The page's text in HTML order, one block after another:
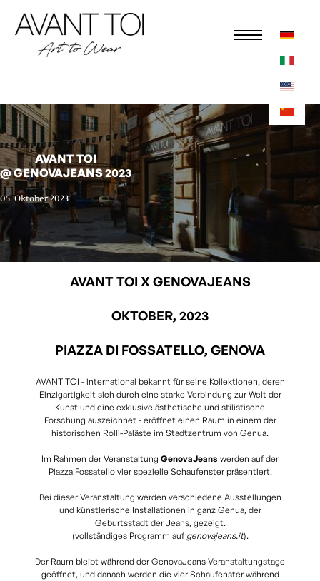
AVANT TOI
@ GENOVAJEANS 2023
05. Oktober 2023
AVANT TOI X GENOVAJEANS
OKTOBER, 2023
PIAZZA DI FOSSATELLO, GENOVA
AVANT TOI - international bekannt für seine Kollektionen, deren
Einzigartigkeit sich durch eine starke Verbindung zur Welt der
Kunst und eine exklusive ästhetische und stilistische
Forschung auszeichnet - eröffnet einen Raum in einem der
historischen Rolli-Paläste im Stadtzentrum von Genua.
Im Rahmen der Veranstaltung GenovaJeans werden auf der
Piazza Fossatello vier spezielle Schaufenster präsentiert.
Bei dieser Veranstaltung werden verschiedene Ausstellungen
und künstlerische Installationen in ganz Genua, der
Geburtsstadt der Jeans, gezeigt.
(vollständiges Programm auf genovajeans.it).
Der Raum bleibt während der GenovaJeans-Veranstaltungstage
geöffnet, und danach werden die vier Schaufenster während